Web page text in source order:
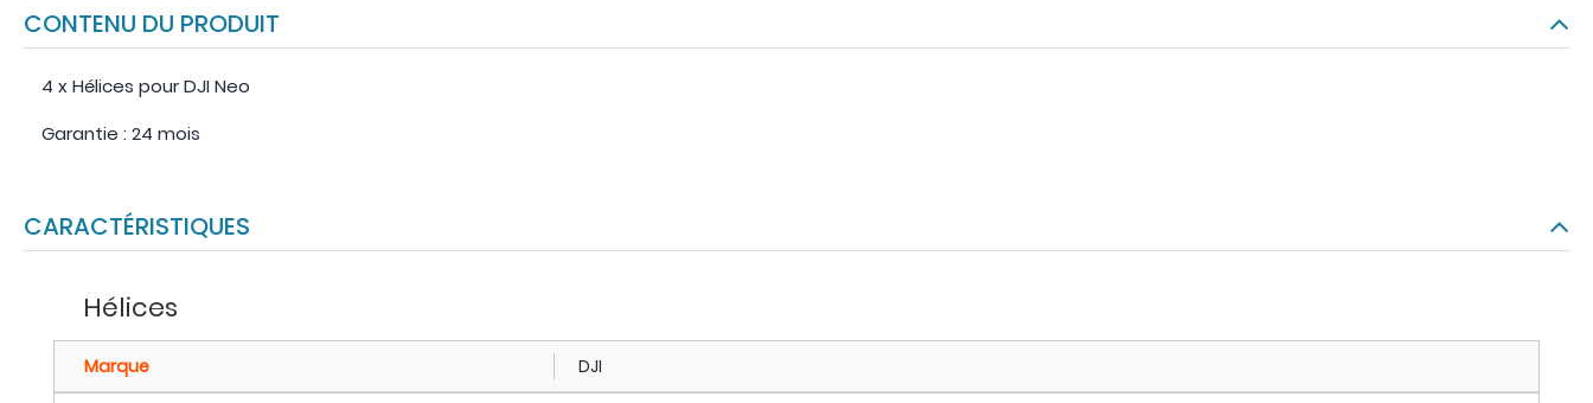
CONTENU DU PRODUIT
4 x Hélices pour DJI Neo
Garantie : 24 mois
CARACTÉRISTIQUES
Hélices
Marque DJI